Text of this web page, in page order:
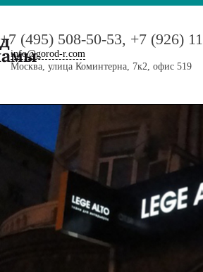
+7 (495) 508-50-53, +7 (926)
info@gorod-r.com
Москва, улица Коминтерна, 7к2, офис 519